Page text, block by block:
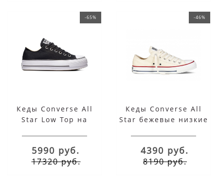
-65%
Кеды Converse All
Star Low Top на
5990 руб.
17320 руб.
-46%
Кеды Converse All
Star бежевые низкие
4390 руб.
8190 руб.